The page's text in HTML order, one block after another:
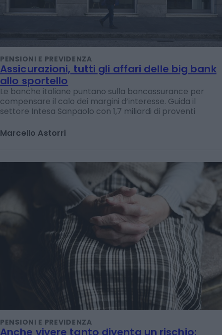
PENSIONI E PREVIDENZA
Assicurazioni, tutti gli affari delle big bank
allo sportello
Le banche italiane puntano sulla bancassurance per
compensare il calo dei margini d’interesse. Guida il
settore Intesa Sanpaolo con 1,7 miliardi di proventi
Marcello Astorri
PENSIONI E PREVIDENZA
Anche vivere tanto diventa un rischio: